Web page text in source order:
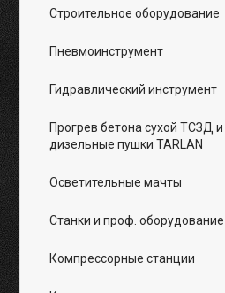
Строительное оборудование
Пневмоинструмент
Гидравлический инструмент
Прогрев бетона сухой ТСЗД и
дизельные пушки TARLAN
Осветительные мачты
Станки и проф. оборудование
Компрессорные станции